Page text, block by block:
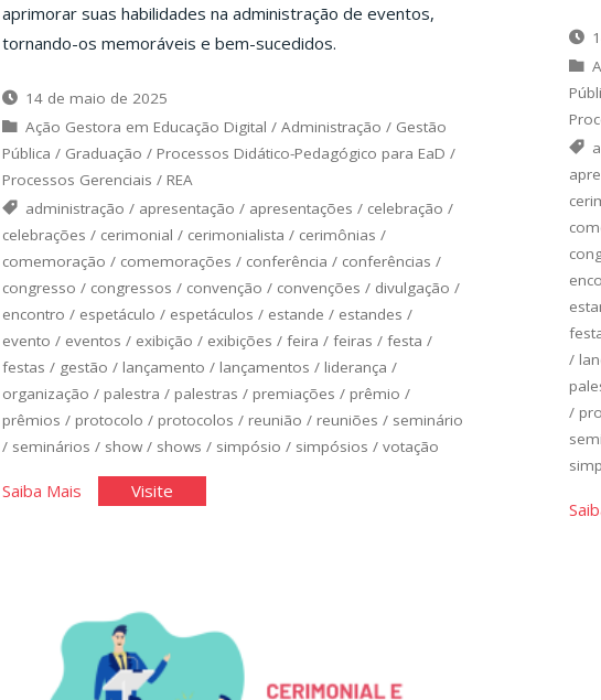
/
/
aprimorar suas habilidades na administração de eventos,
tornando-os memoráveis e bem-sucedidos.
14 de maio de 2025
Ação Gestora em Educação Digital /Administração / Gestão
Pública / Graduação / Processos Didático-Pedagógico para EaD /
Processos Gerenciais / REA
administração / apresentação / apresentações / celebração /
celebrações / cerimonial / cerimonialista / cerimônias /
comemoração / comemorações / conferência / conferências /
congresso / congressos / convenção / convenções / divulgação /
encontro / espetáculo / espetáculos / estande / estandes /
evento / eventos / exibição / exibições / feira / feiras / festa /
festas / gestão / lançamento / lançamentos / liderança /
organização / palestra / palestras / premiações / prêmio /
prêmios / protocolo / protocolos / reunião / reuniões / seminário
/ seminários / show/ shows / simpósio / simpósios / votação
Saiba Mais"Divulgação
Visite"Divulgação